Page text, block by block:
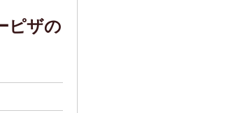
ピザの